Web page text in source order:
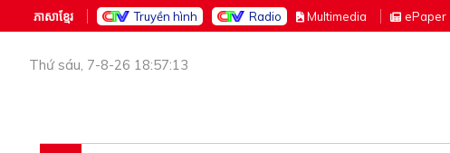
ភាសាខ្មែរ Truyền hình Radio Multimedia ePaper
Thứ sáu, 7-8-26 18:57:13